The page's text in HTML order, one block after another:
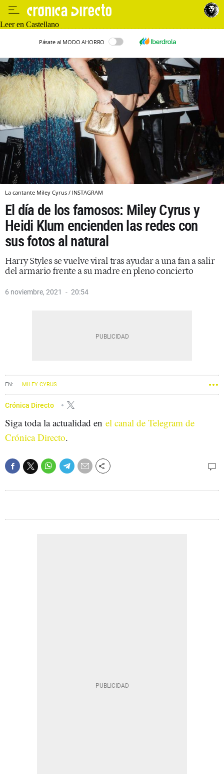
Leer en Castellano
Pásate al MODO AHORRO
La cantante Miley Cyrus / INSTAGRAM
El día de los famosos: Miley Cyrus y
Heidi Klum encienden las redes con
sus fotos al natural
Harry Styles se vuelve viral tras ayudar a una fan a salir
del armario frente a su madre en pleno concierto
6 noviembre, 2021 20:54
MILEY CYRUS
Crónica Directo
Siga toda la actualidad en el canal de Telegram de
Crónica Directo.